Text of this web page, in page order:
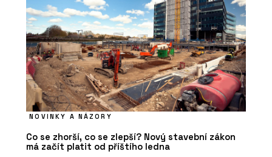
NOVINKY A NÁZORY
Co se zhorší, co se zlepší? Nový stavební zákon
má začít platit od příštího ledna